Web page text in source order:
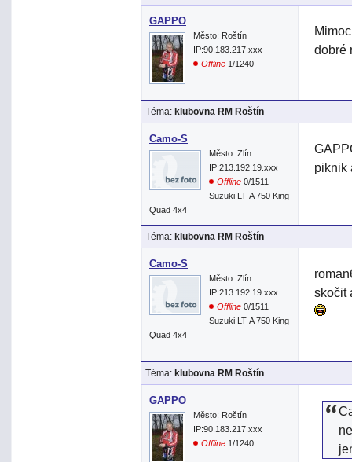
GAPPO
Město: Roštín
IP:90.183.217.xxx
Offline 1/1240
dobré
Téma: klubovna RM Roštín
Camo-S
Město: Zlín
IP:213.192.19.xxx
Offline 0/1511
Suzuki LT-A 750 King
Quad 4x4
piknik
Téma: klubovna RM Roštín
Camo-S
Město: Zlín
IP:213.192.19.xxx
Offline 0/1511
Suzuki LT-A 750 King
Quad 4x4
skočit
Téma: klubovna RM Roštín
GAPPO
Město: Roštín
IP:90.183.217.xxx
Offline 1/1240